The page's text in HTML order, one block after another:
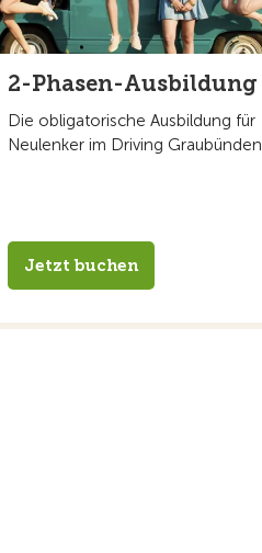
2-Phasen-Ausbildung
Die obligatorische Ausbildung für
Neulenker im Driving Graubünden
Jetzt buchen